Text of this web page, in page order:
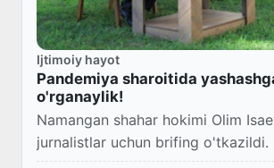
Ijtimoiy hayot
Pandemiya sharoitida
o'rganaylik!
Namangan shahar hokimi Olim
jurnalistlar uchun brifing o'tkazildi.